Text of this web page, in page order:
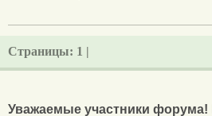
Страницы: 1 |
Уважаемые участники форума!